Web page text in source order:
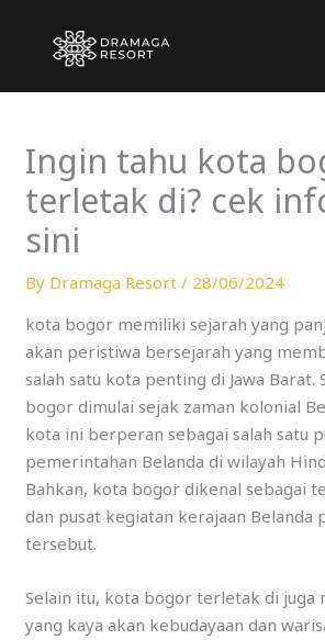
content
Ingin tahu kota
terletak di? cek
sini
By Dramaga Resort/ 28/06/2024
kota bogor memiliki sejarah yang
akan peristiwa bersejarah yang
salah satu kota penting di Jawa Barat.
bogor dimulai sejak zaman kolonial
kota ini berperan sebagai salah satu
pemerintahan Belanda di wilayah
Bahkan, kota bogor dikenal sebagai
dan pusat kegiatan kerajaan Belanda
tersebut.
Selain itu, kota bogor terletak di juga
yang kaya akan kebudayaan dan